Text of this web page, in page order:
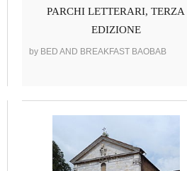
PARCHI LETTERARI, TERZA
EDIZIONE
by BED AND BREAKFAST BAOBAB